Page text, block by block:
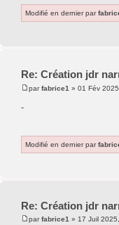
Modifié en dernier par
Re: Création jdr
parfabrice1 » 01 Fév
-
Modifié en dernier par
Re: Création jdr
parfabrice1 » 17 Juil